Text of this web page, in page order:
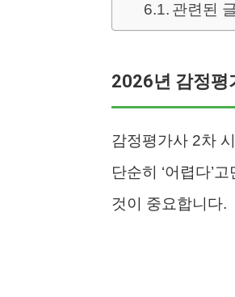
관련된
2026년 감정평
감정평가사 2차
단순히 ‘어렵다’
것이 중요합니다.